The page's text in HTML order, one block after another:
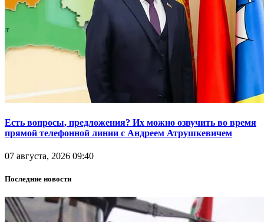
Есть вопросы, предложения? Их можно озвучить во время
прямой телефонной линии с Андреем Атрушкевичем
07 августа, 2026 09:40
Последние новости